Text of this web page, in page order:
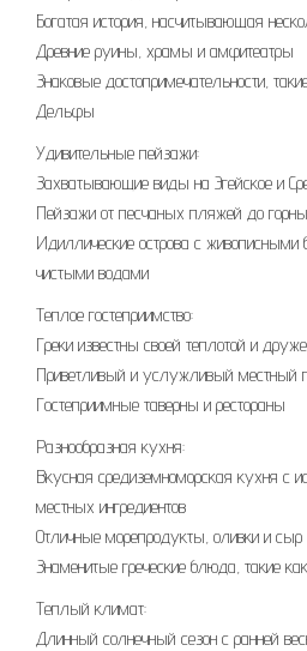
Богатая история, насчитывающая
Древние руины, храмы и амфитеатры
Знаковые достопримечательности,
Дельфы
Удивительные пейзажи:
Захватывающие виды на Эгейское и
Пейзажи от песчаных пляжей до
Идиллические острова с живописными
чистыми водами
Теплое гостеприимство:
Греки известны своей теплотой и
Приветливый и услужливый местный
Гостеприимные таверны и рестораны
Разнообразная кухня:
Вкусная средиземноморская кухня с
местных ингредиентов
Отличные морепродукты, оливки и сыр
Знаменитые греческие блюда, такие
Теплый климат:
Длинный солнечный сезон с ранней